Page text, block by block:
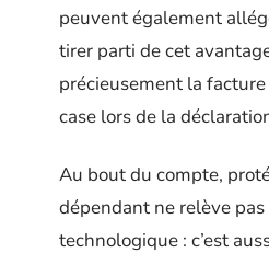
peuvent également
tirer parti de cet
précieusement la
case lors de la
Au bout du compte,
dépendant ne relève
technologique : c’est